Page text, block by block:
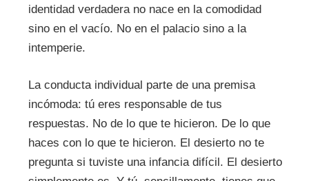
identidad verdadera no nace en la comodidad
sino en el vacío. No en el palacio sino a la
intemperie.
La conducta individual parte de una premisa
incómoda: tú eres responsable de tus
respuestas. No de lo que te hicieron. De lo que
haces con lo que te hicieron. El desierto no te
pregunta si tuviste una infancia difícil. El desierto